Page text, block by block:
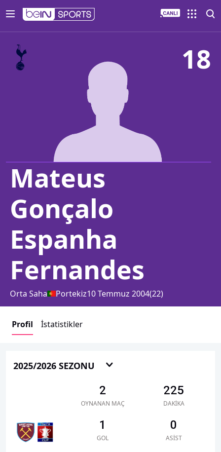
18
Mateus
Gonçalo
Espanha
Fernandes
Orta Saha Portekiz10 Temmuz 2004(22)
Profil İstatistikler
2025/2026 SEZONU
2
OYNANAN MAÇ
225
DAKIKA
1
GOL
0
ASIST